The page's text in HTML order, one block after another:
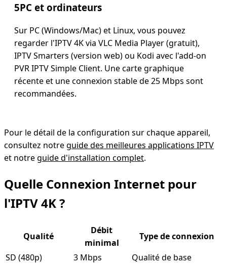
5PC et ordinateurs
Sur PC (Windows/Mac) et Linux, vous pouvez
regarder l'IPTV 4K via VLC Media Player (gratuit),
IPTV Smarters (version web) ou Kodi avec l'add-on
PVR IPTV Simple Client. Une carte graphique
récente et une connexion stable de 25 Mbps sont
recommandées.
Pour le détail de la configuration sur chaque appareil,
consultez notreguide des meilleures applications IPTV
et notreguide d'installation complet.
Quelle Connexion Internet pour
l'IPTV 4K ?
Qualité
Débit
minimal
Type de connexion
SD (480p)
3 Mbps
Qualité de base